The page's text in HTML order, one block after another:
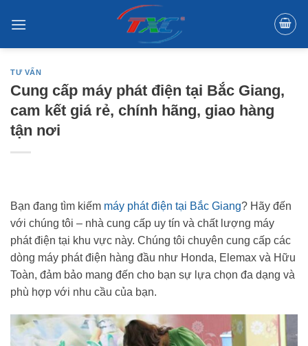
TƯ VẤN
Cung cấp máy phát điện tại Bắc Giang,
cam kết giá rẻ, chính hãng, giao hàng
tận nơi
Bạn đang tìm kiếm máy phát điện tại Bắc Giang? Hãy đến
với chúng tôi – nhà cung cấp uy tín và chất lượng máy
phát điện tại khu vực này. Chúng tôi chuyên cung cấp các
dòng máy phát điện hàng đầu như Honda, Elemax và Hữu
Toàn, đảm bảo mang đến cho bạn sự lựa chọn đa dạng và
phù hợp với nhu cầu của bạn.